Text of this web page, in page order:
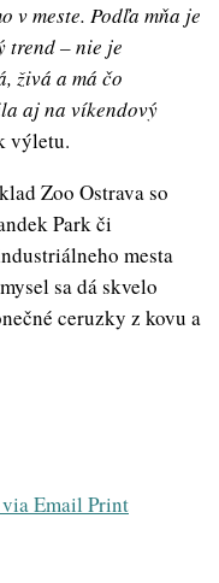
v meste. Podľa mňa je
trend – nie je
živá a má čo
aj na víkendový
výletu.
Zoo Ostrava so
Park či
mesta
sa dá skvelo
ceruzky z kovu a
Email Print